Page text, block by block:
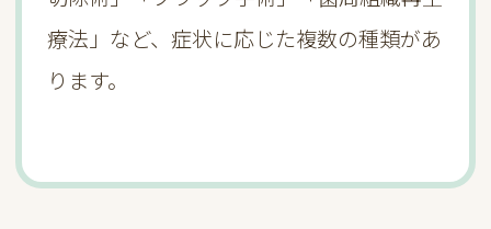
療法」など、症状に応じた複数の種類があ
ります。